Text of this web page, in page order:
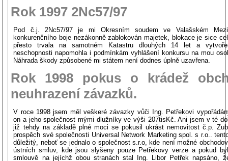
Rok 1997 2Nc57/97
Pod č.j. 2Nc57/97 je mi Okresním soudem ve Valašském
konkurenčního boje nezákonně zablokován majetek, blokace je sice
přesto trvala na samotném Katastru dlouhých 14 let a
neschopnosti napomohla i podmínkám vyhlášení konkursu na mou
Náhrada škody způsobené mi státem není dodnes úplně uzavřena.
Rok 1998 pokus o krádež
neuhrazení závazků.
V roce 1998 jsem měl veškeré závazky vůči Ing. Petřekovi
on a jeho společnost mými dlužníky ve výši 207tisKč. Ani jsem v té
již tehdy na základě plné moci se pokusil ukrást nemovitost č.p.
prospěch své společnosti Universal Network Marketing spol. s r.o..
důležitý, neboť se jednalo o společnost s.r.o, kde není možné
ústních smluv, kde jsou slyšeny pouze Petřekovy verze a pokud
smlouvě na jejíchž obou stranách stal Ing. Libor Petřek napsáno,